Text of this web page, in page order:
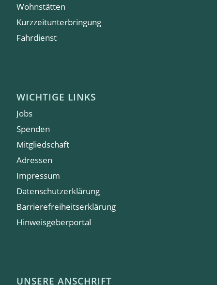
Wohnstätten
Kurzzeitunterbringung
Fahrdienst
WICHTIGE LINKS
Jobs
Spenden
Mitgliedschaft
Adressen
Impressum
Datenschutzerklärung
Barrierefreiheitserklärung
Hinweisgeberportal
UNSERE ANSCHRIFT